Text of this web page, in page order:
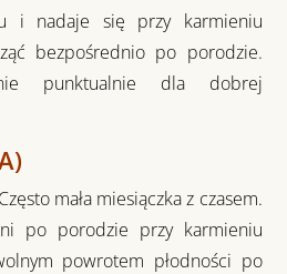
i nadaje się przy karmieniu
bezpośrednio po porodzie.
punktualnie dla dobrej
mała miesiączka z czasem.
po porodzie przy karmieniu
powrotem płodności po